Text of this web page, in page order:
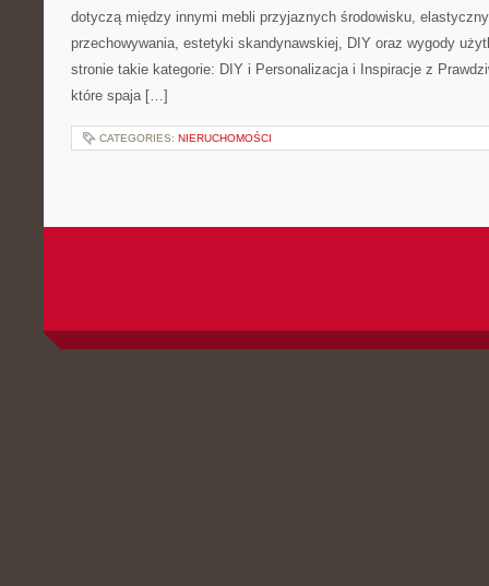
dotyczą między innymi mebli przyjaznych środowisku,
przechowywania, estetyki skandynawskiej, DIY oraz wygody
stronie takie kategorie: DIY i Personalizacja i Inspiracje z
które spaja […]
CATEGORIES: NIERUCHOMOŚCI